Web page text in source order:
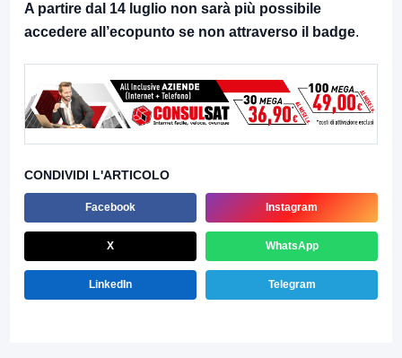
A partire dal 14 luglio non sarà più possibile
accedere all’ecopunto se non attraverso il badge.
CONDIVIDI L'ARTICOLO
Facebook Instagram
X WhatsApp
LinkedIn Telegram